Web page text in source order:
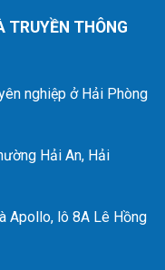
TRUYỀN THÔNG
nghiệp ở Hải Phòng
Hải An, Hải
Apollo, lô 8A Lê Hồng